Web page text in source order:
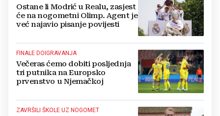
Ostane li Modrić u Realu, zasjest
će na nogometni Olimp. Agent je
već najavio pisanje povijesti
FINALE DOIGRAVANJA
Večeras ćemo dobiti posljednja
tri putnika na Europsko
prvenstvo u Njemačkoj
ZAVRŠILI ŠKOLE UZ NOGOMET